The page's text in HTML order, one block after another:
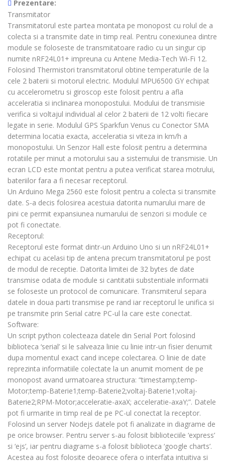
Prezentare:
Transmitator
Transmitatorul este partea montata pe monopost cu rolul de a
colecta si a transmite date in timp real. Pentru conexiunea dintre
module se foloseste de transmitatoare radio cu un singur cip
numite nRF24L01+ impreuna cu Antene Media-Tech Wi-Fi 12.
Folosind Thermistori transmitatorul obtine temperaturile de la
cele 2 baterii si motorul electric. Modulul MPU6500 GY echipat
cu accelerometru si giroscop este folosit pentru a afla
acceleratia si inclinarea monopostului. Modului de transmisie
verifica si voltajul individual al celor 2 baterii de 12 volti fiecare
legate in serie. Modulul GPS Sparkfun Venus cu Conector SMA
determina locatia exacta, acceleratia si viteza in km/h a
monopostului. Un Senzor Hall este folosit pentru a determina
rotatiile per minut a motorului sau a sistemului de transmisie. Un
ecran LCD este montat pentru a putea verificat starea motrului,
bateriilor fara a fi necesar receptorul.
Un Arduino Mega 2560 este folosit pentru a colecta si transmite
date. S-a decis folosirea acestuia datorita numarului mare de
pini ce permit expansiunea numarului de senzori si module ce
pot fi conectate.
Receptorul:
Receptorul este format dintr-un Arduino Uno si un nRF24L01+
echipat cu acelasi tip de antena precum transmitatorul pe post
de modul de receptie. Datorita limitei de 32 bytes de date
transmise odata de module si cantitatii substentiale informatii
se foloseste un protocol de comunicare. Transmiterul separa
datele in doua parti transmise pe rand iar receptorul le unifica si
pe transmite prin Serial catre PC-ul la care este conectat.
Software:
Un script python colecteaza datele din Serial Port folosind
biblioteca ‘serial’ si le salveaza linie cu linie intr-un fisier denumit
dupa momentul exact cand incepe colectarea. O linie de date
reprezinta informatiile colectate la un anumit moment de pe
monopost avand urmatoarea structura: “timestamp;temp-
Motor;temp-Baterie1;temp-Baterie2;voltaj-Baterie1;voltaj-
Baterie2;RPM-Motor;acceleratie-axaX; acceleratie-axaY;”. Datele
pot fi urmarite in timp real de pe PC-ul conectat la receptor.
Folosind un server Nodejs datele pot fi analizate in diagrame de
pe orice browser. Pentru server s-au folosit biblioteciile ‘express’
si ‘ejs’, iar pentru diagrame s-a folosit biblioteca ‘google charts’.
Acestea au fost folosite deoarece ofera o interfata intuitiva si